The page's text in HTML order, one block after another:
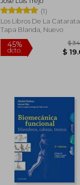
(1)
Los Libros De La Catarata,
Tapa Blanda, Nuevo